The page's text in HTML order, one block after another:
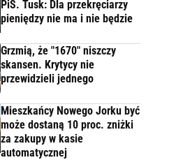
PiS. Tusk: Dla przekręciarzy
pieniędzy nie ma i nie będzie
Grzmią, że "1670" niszczy
skansen. Krytycy nie
przewidzieli jednego
Mieszkańcy Nowego Jorku być
może dostaną 10 proc. zniżki
za zakupy w kasie
automatycznej